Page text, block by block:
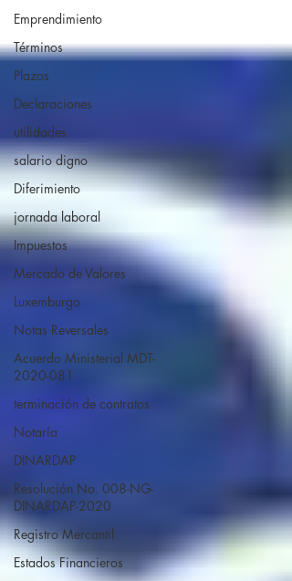
Emprendimiento
Términos
Plazos
Declaraciones
utilidades
salario digno
Diferimiento
jornada laboral
Impuestos
Mercado de Valores
Luxemburgo
Notas Reversales
Acuerdo Ministerial MDT-
2020-081
terminación de contratos
Notaría
DINARDAP
Resolución No. 008-NG-
DINARDAP-2020
Registro Mercantil
Estados Financieros